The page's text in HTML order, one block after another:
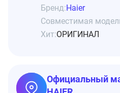
Бренд:Haier
Совместимая
Хит:ОРИГИНАЛ
Официальный